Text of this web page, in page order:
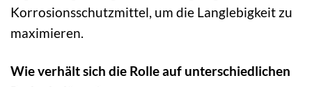
Korrosionsschutzmittel, um die Langlebigkeit zu
maximieren.
Wie verhält sich die Rolle auf unterschiedlichen